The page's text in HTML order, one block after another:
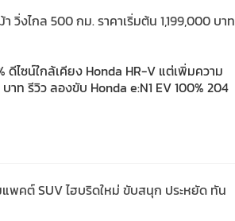
วิ่งไกล 500 กม. ราคาเริ่มต้น 1,199,000 บาท
ดีไซน์ใกล้เคียง Honda HR-V แต่เพิ่มความ
าท รีวิว ลองขับ Honda e:N1 EV 100% 204
พคต์ SUV ไฮบริดใหม่ ขับสนุก ประหยัด ทัน